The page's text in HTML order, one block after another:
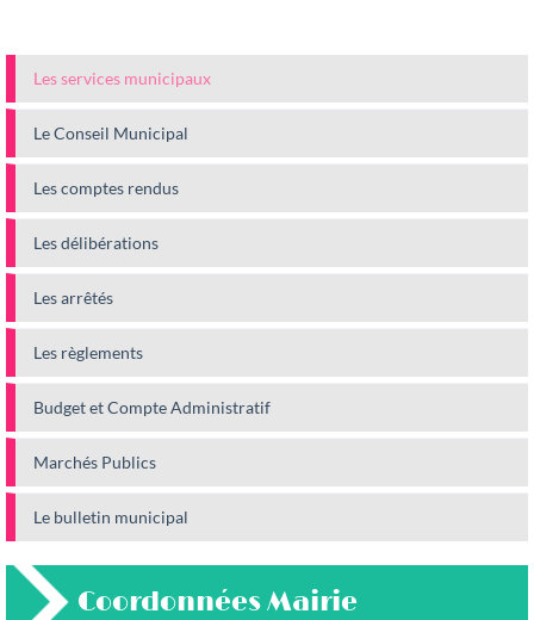
Les services municipaux
Le Conseil Municipal
Les comptes rendus
Les délibérations
Les arrêtés
Les règlements
Budget et Compte Administratif
Marchés Publics
Le bulletin municipal
Coordonnées Mairie